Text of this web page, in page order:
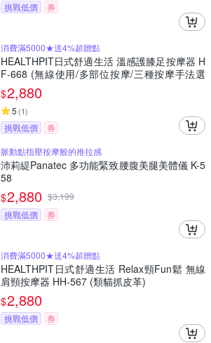
挑戰低價
券
消費滿5000★送4%超贈點
HEALTHPIT日式舒適生活 溫感護膝足按摩器 H
F-668 (無線使用/多部位按摩/三種按摩手法選
擇)
$2,880
5 (1)
挑戰低價
券
脈動點指壓按摩般的推拉感
沛莉緹Panatec 多功能緊致腰腹美腿美體儀 K-5
58
$2,880 $3,199
挑戰低價
券
消費滿5000★送4%超贈點
HEALTHPIT日式舒適生活 Relax頸Fun鬆 無線
肩頸按摩器 HH-567 (類貓抓皮革)
$2,880
挑戰低價 券